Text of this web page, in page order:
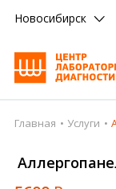
Новосибирск
Главная
Анализы
Главная Услуги